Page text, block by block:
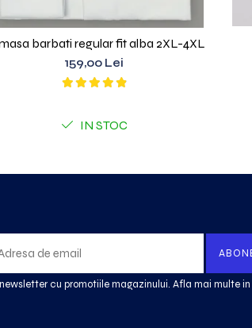
barbati regular fit alba 2XL-4XL
159,00 Lei
IN STOC
cu promotiile magazinului. Afla mai multe in